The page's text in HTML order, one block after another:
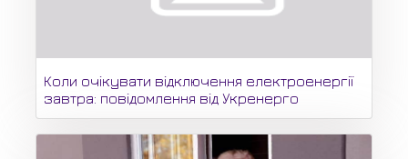
Коли очікувати відключення електроенергії
завтра: повідомлення від Укренерго